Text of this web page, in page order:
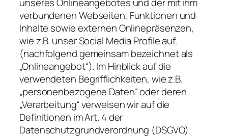
verbundenen Webseiten, Funktionen und
Inhalte sowie externen Onlinepräsenzen,
wie z.B. unser Social Media Profile auf.
(nachfolgend gemeinsam bezeichnet als
„Onlineangebot“). Im Hinblick auf die
verwendeten Begrifflichkeiten, wie z.B.
„personenbezogene Daten“ oder deren
„Verarbeitung“ verweisen wir auf die
Definitionen im Art. 4 der
Datenschutzgrundverordnung (DSGVO).